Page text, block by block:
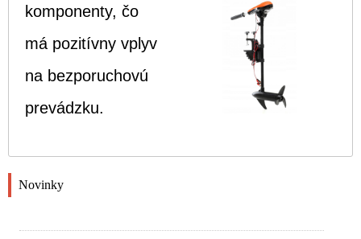
komponenty, čo
má pozitívny vplyv
na bezporuchovú
prevádzku.
Novinky